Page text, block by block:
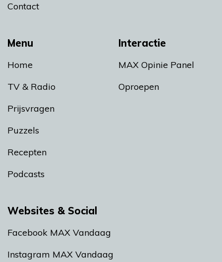
Menu
Home
TV & Radio
Prijsvragen
Puzzels
Recepten
Podcasts
Interactie
MAX Opinie Panel
Oproepen
Contact
Websites & Social
Facebook MAX Vandaag
Instagram MAX Vandaag